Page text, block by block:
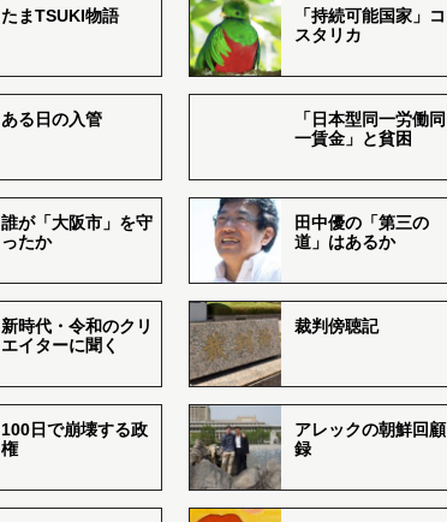
たまTSUKI物語
「持続可能国家」コ
スタリカ
ある日の入管
「日本型同一労働同
一賃金」と貧困
誰が「大阪市」を守
ったか
田中優の「第三の
道」はあるか
新時代・令和のクリ
エイターに聞く
裁判傍聴記
100日で崩壊する政
権
アレックの朝鮮回顧
録